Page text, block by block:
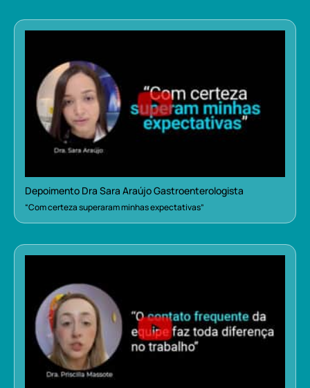
Depoimento Dra Sara Araújo Gastroenterologista
“Com certeza superaram minhas expectativas”